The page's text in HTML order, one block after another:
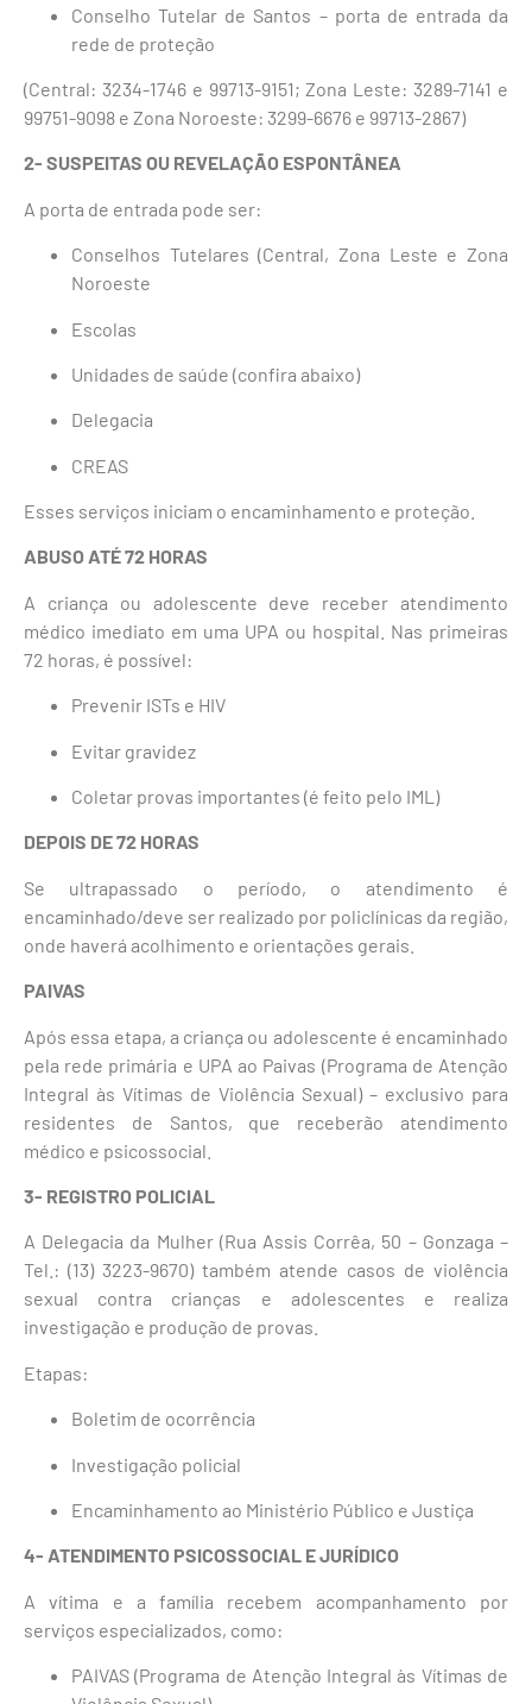
Conselho Tutelar de Santos – porta de entrada da
rede de proteção
(Central: 3234-1746 e 99713-9151; Zona Leste: 3289-7141 e
99751-9098 e Zona Noroeste: 3299-6676 e 99713-2867)
2- SUSPEITAS OU REVELAÇÃO ESPONTÂNEA
A porta de entrada pode ser:
Conselhos Tutelares (Central, Zona Leste e Zona
Noroeste
Escolas
Unidades de saúde (confira abaixo)
Delegacia
CREAS
Esses serviços iniciam o encaminhamento e proteção.
ABUSO ATÉ 72 HORAS
A criança ou adolescente deve receber atendimento
médico imediato em uma UPA ou hospital. Nas primeiras
72 horas, é possível:
Prevenir ISTs e HIV
Evitar gravidez
Coletar provas importantes (é feito pelo IML)
DEPOIS DE 72 HORAS
Se ultrapassado o período, o atendimento é
encaminhado/deve ser realizado por policlínicas da região,
onde haverá acolhimento e orientações gerais.
PAIVAS
Após essa etapa, a criança ou adolescente é encaminhado
pela rede primária e UPA ao Paivas (Programa de Atenção
Integral às Vítimas de Violência Sexual) – exclusivo para
residentes de Santos, que receberão atendimento
médico e psicossocial.
3- REGISTRO POLICIAL
A Delegacia da Mulher (Rua Assis Corrêa, 50 – Gonzaga –
Tel.: (13) 3223-9670) também atende casos de violência
sexual contra crianças e adolescentes e realiza
investigação e produção de provas.
Etapas:
Boletim de ocorrência
Investigação policial
Encaminhamento ao Ministério Público e Justiça
4- ATENDIMENTO PSICOSSOCIAL E JURÍDICO
A vítima e a família recebem acompanhamento por
serviços especializados, como:
PAIVAS (Programa de Atenção Integral às Vítimas de